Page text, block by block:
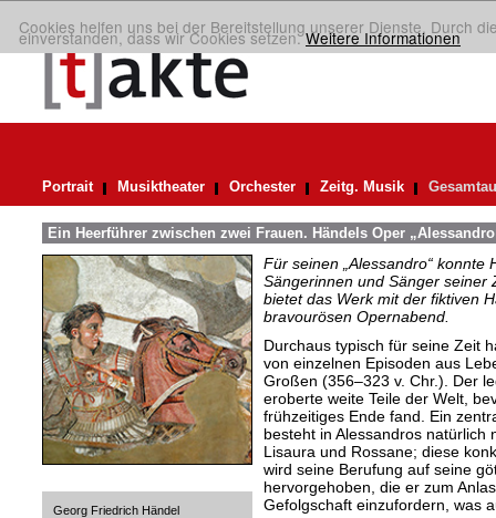
Cookies helfen uns bei der Bereitstellung unserer Dienste. Durch
einverstanden, dass wir Cookies setzen.Weitere Informationen
Portrait Musiktheater Orchester Zeitg. Musik
Ein Heerführer zwischen zwei Frauen. Händels Oper
Georg Friedrich Händel
Für seinen „Alessandro“ konnte
Sängerinnen und Sänger seiner
bietet das Werk mit der fiktiven
bravourösen Opernabend.
Durchaus typisch für seine Zeit
von einzelnen Episoden aus
Großen (356–323 v. Chr.). Der
eroberte weite Teile der Welt,
frühzeitiges Ende fand. Ein
besteht in Alessandros natürlich
Lisaura und Rossane; diese
wird seine Berufung auf seine
hervorgehoben, die er zum
Gefolgschaft einzufordern, was